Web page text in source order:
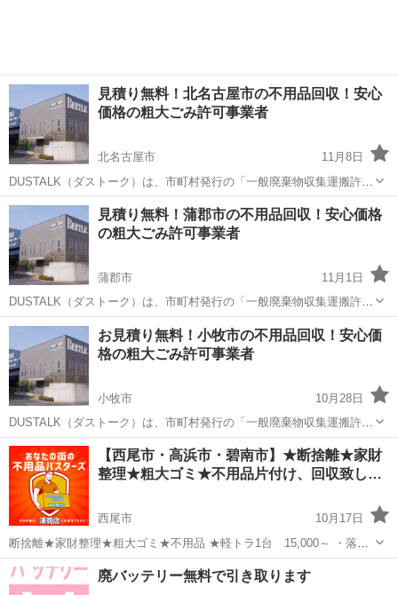
見積り無料！北名古屋市の不用品回収！安心
価格の粗大ごみ許可事業者
北名古屋市
11月8日
DUSTALK（ダストーク）は、市町村発行の「一般廃棄物収集運搬許可
証」を持つ業者のみを登録し運営しております。 そのため、適正価格
での不用品回収を実現しています。 個人の方から法人の方まで、安心
してご利用いただけるサー...
愛知 北名古屋市 不用品回収 無料
見積り無料！蒲郡市の不用品回収！安心価格
の粗大ごみ許可事業者
蒲郡市
11月1日
DUSTALK（ダストーク）は、市町村発行の「一般廃棄物収集運搬許可
証」を持つ業者のみを登録し運営しております。 そのため、適正価格
での不用品回収を実現しています。 個人の方から法人の方まで、安心
してご利用いただけるサー...
愛知 蒲郡市 不用品回収 無料
お見積り無料！小牧市の不用品回収！安心価
格の粗大ごみ許可事業者
小牧市
10月28日
DUSTALK（ダストーク）は、市町村発行の「一般廃棄物収集運搬許可
証」を持つ業者のみを登録し運営しております。 そのため、適正価格
での不用品回収を実現しています。 個人の方から法人の方まで、安心
してご利用いただけるサー...
愛知 小牧市 不用品回収 無料
【西尾市・高浜市・碧南市】★断捨離★家財
整理★粗大ゴミ★不用品片付け、回収致し…
西尾市
10月17日
断捨離★家財整理★粗大ゴミ★不用品 ★軽トラ1台 15,000～ ・落下
防止措置がとれる量になります ・作業員数、距離により変動すること
があります ★女性スタッフ対応可（男性スタッフと同行になります）
愛知 西尾市 不用品回収 断捨離
廃バッテリー無料で引き取ります